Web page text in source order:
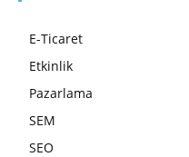
E-Ticaret
Etkinlik
Pazarlama
SEM
SEO